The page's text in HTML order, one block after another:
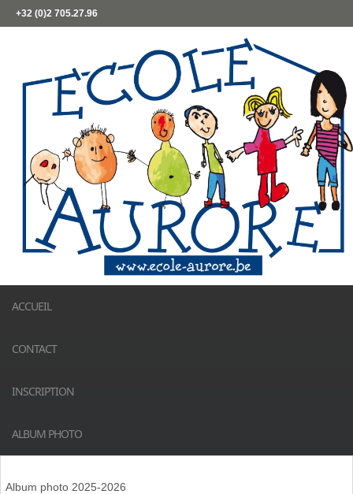
+32 (0)2 705.27.96
ACCUEIL
CONTACT
INSCRIPTION
ALBUM PHOTO
Album photo 2025-2026